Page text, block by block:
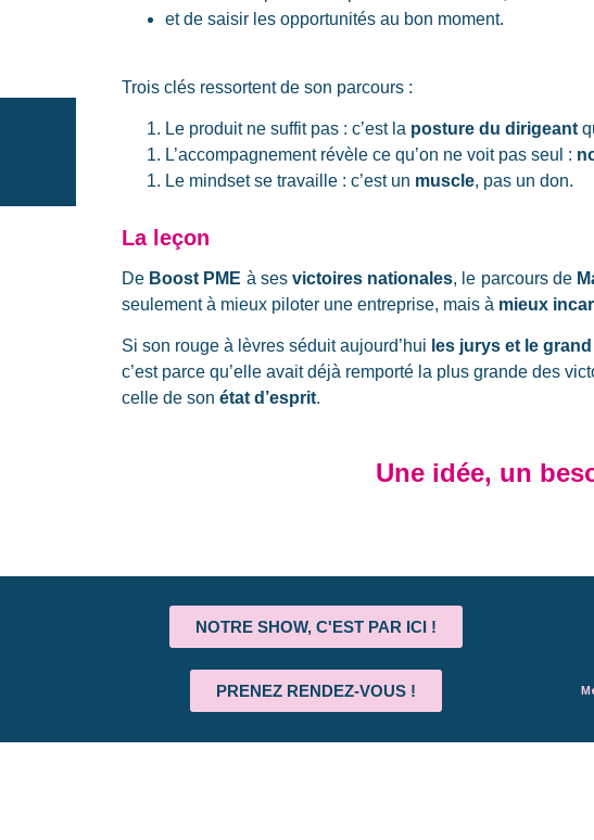
et de saisir les opportunités au bon moment.
Trois clés ressortent de son parcours :
Le produit ne suffit pas : c’est la posture du dirigeant
L’accompagnement révèle ce qu’on ne voit pas seul :
Le mindset se travaille : c’est un muscle, pas un don.
La leçon
De Boost PME à sesvictoires nationales, le parcours de
seulement à mieux piloter une entreprise, mais à mieux
Si son rouge à lèvres séduit aujourd’hui les jurys et le
c’est parce qu’elle avait déjà remporté la plus grande des
celle de son état d’esprit.
Une idée, un
NOTRE SHOW, C'EST PAR ICI !
PRENEZ RENDEZ-VOUS !